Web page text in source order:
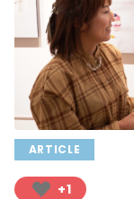
ARTICLE
+1